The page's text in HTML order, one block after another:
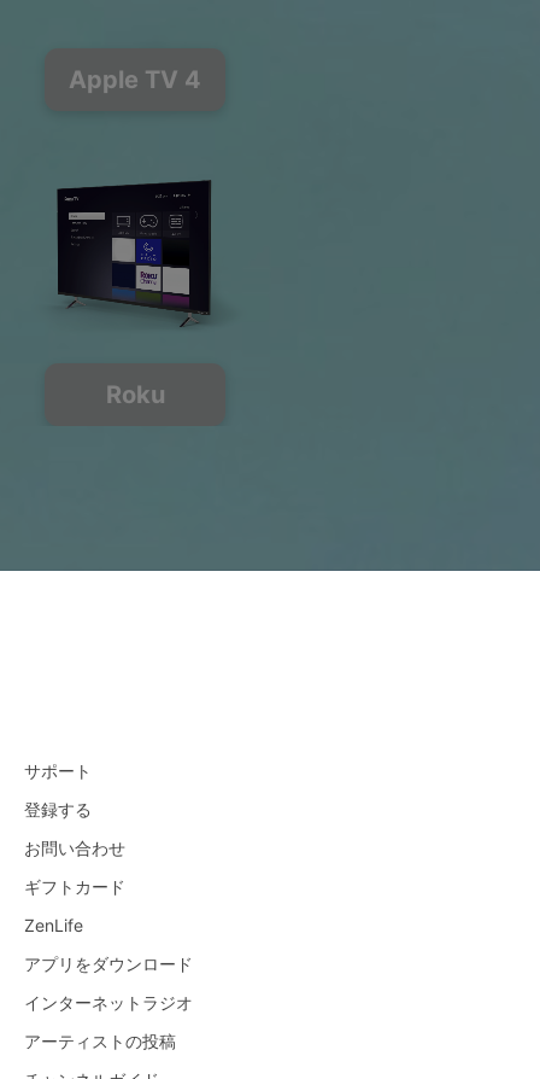
Apple TV 4
Roku
サポート
登録する
お問い合わせ
ギフトカード
ZenLife
アプリをダウンロード
インターネットラジオ
アーティストの投稿